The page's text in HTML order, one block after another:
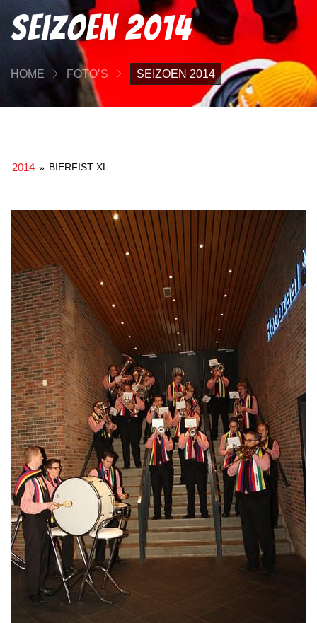
Seizoen 2014
HOME FOTO’S SEIZOEN 2014
2014 » BIERFIST XL